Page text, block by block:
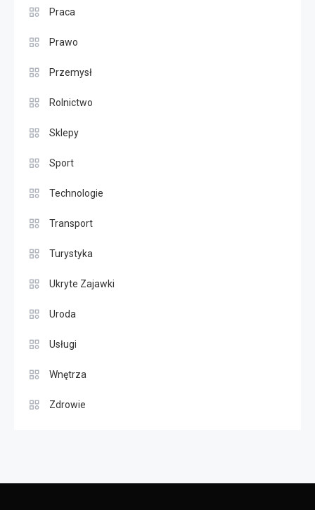
Praca
Prawo
Przemysł
Rolnictwo
Sklepy
Sport
Technologie
Transport
Turystyka
Ukryte Zajawki
Uroda
Usługi
Wnętrza
Zdrowie